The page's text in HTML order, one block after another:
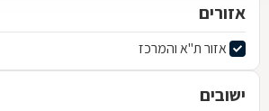
אזורים
אזור ת"א והמרכז
ישובים